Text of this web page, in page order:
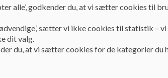
alle’, godkender du, at vi sætter cookies til
sætter vi ikke cookies til statistik – vi
dit valg.
du, at vi sætter cookies for de kategorier du